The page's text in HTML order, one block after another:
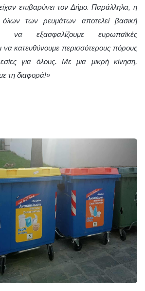
επιβαρύνει τον Δήμο. Παράλληλα, η
όλων των ρευμάτων αποτελεί βασική
να εξασφαλίζουμε ευρωπαϊκές
να κατευθύνουμε περισσότερους πόρους
για όλους. Με μια μικρή κίνηση,
τη διαφορά!»